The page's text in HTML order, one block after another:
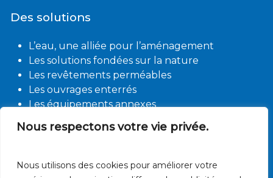
Nous respectons votre vie privée.
Nous utilisons des cookies pour améliorer votre
Des solutions
L’eau, une alliée pour l’aménagement
Les solutions fondées sur la nature
Les revêtements perméables
Les ouvrages enterrés
Les équipements annexes
Des questions ?